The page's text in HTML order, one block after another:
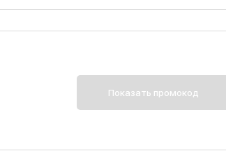
покупки без ограничений.
Показать промокод
ЕГЭ, включая «Базовую математику